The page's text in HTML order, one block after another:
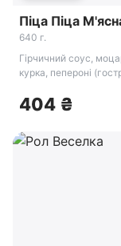
Піца Піца
640 г.
Гірчичний соус,
курка, пепероні
404 ₴